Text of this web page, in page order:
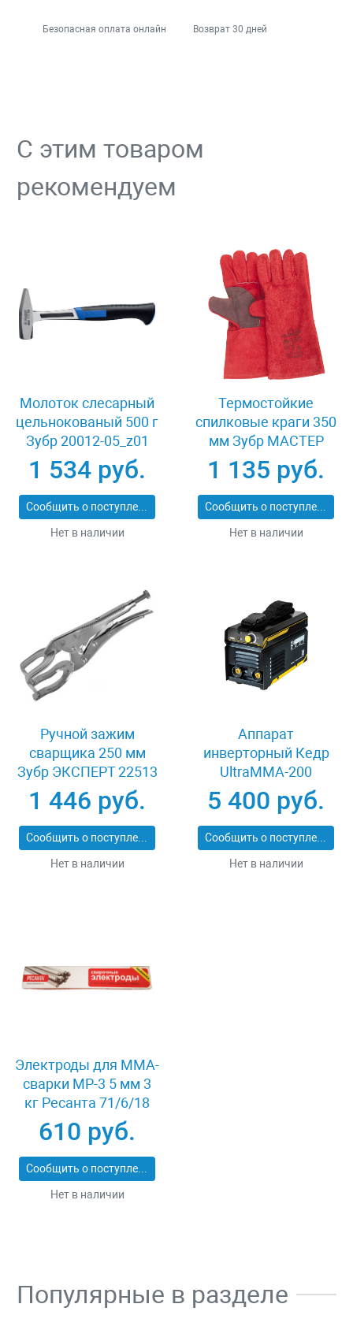
Безопасная оплата онлайн Возврат 30 дней
С этим товаром
рекомендуем
Молоток слесарный
цельнокованый 500 г
Зубр 20012-05_z01
1 534 руб.
Сообщить о поступлении
Нет в наличии
Термостойкие
спилковые краги 350
мм Зубр МАСТЕР
11334-XL
1 135 руб.
Сообщить о поступлении
Нет в наличии
Ручной зажим
сварщика 250 мм
Зубр ЭКСПЕРТ 22513
1 446 руб.
Сообщить о поступлении
Нет в наличии
Аппарат
инверторный Кедр
UltraMMA-200
Compact 8012559
5 400 руб.
Сообщить о поступлении
Нет в наличии
Электроды для MMA-
сварки МР-3 5 мм 3
кг Ресанта 71/6/18
610 руб.
Сообщить о поступлении
Нет в наличии
Популярные в разделе